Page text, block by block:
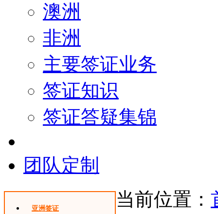
澳洲
非洲
主要签证业务
签证知识
签证答疑集锦
团队定制
亚洲签证 当前位置：